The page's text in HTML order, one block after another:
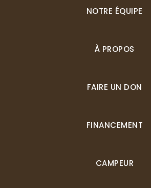
NOTRE ÉQUIPE
À PROPOS
FAIRE UN DON
FINANCEMENT
CAMPEUR